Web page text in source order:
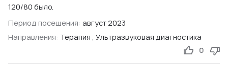
120/80 было.
Период посещения: август 2023
Направления: Терапия , Ультразвуковая диагностика
0